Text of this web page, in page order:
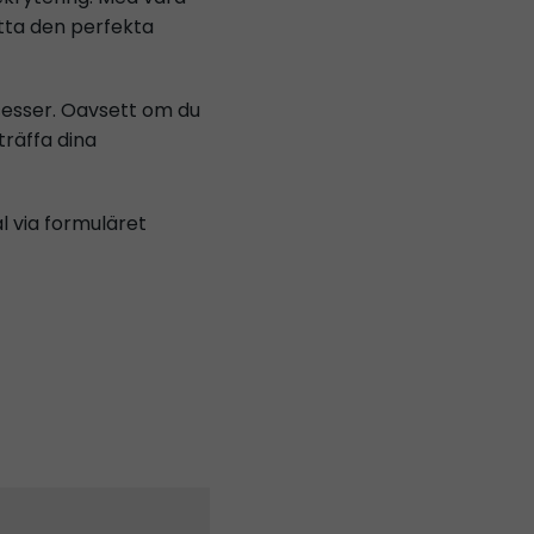
den perfekta
Oavsett om du
dina
via formuläret